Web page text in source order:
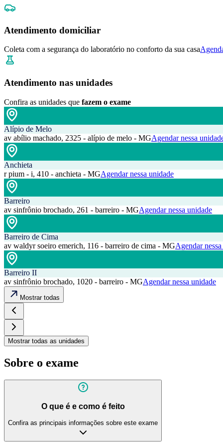
Atendimento domiciliar
Coleta com a segurança do laboratório no conforto da sua casa
Atendimento nas unidades
Confira as unidades que fazem o exame
Alípio de Melo
av abílio machado, 2325 - alípio de melo - MGAgendar nessa
Anchieta
r pium - i, 410 - anchieta - MGAgendar nessa unidade
Barreiro
av sinfrônio brochado, 261 - barreiro - MGAgendar nessa unidade
Barreiro de Cima
av waldyr soeiro emerich, 116 - barreiro de cima - MGAgendar
Barreiro II
av sinfrônio brochado, 1020 - barreiro - MGAgendar nessa unidade
Mostrar todas
Mostrar todas as unidades
Sobre o exame
O que é e como é feito
Confira as principais informações sobre este exame